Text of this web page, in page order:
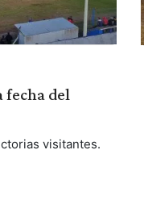
fecha del
visitantes.